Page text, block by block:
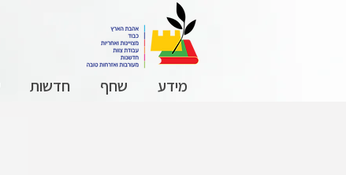
מידע שחף חדשות